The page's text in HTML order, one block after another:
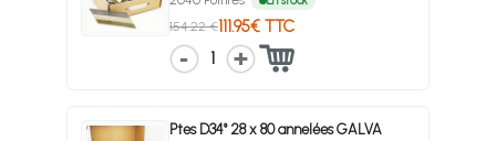
154.22 €111.95€ TTC
1
Ptes D34° 28 x 80 annelées GALVA